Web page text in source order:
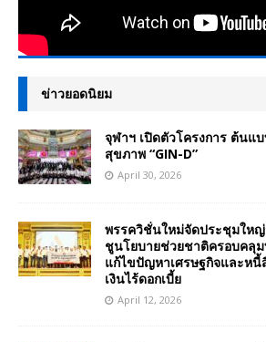
ข่าวยอดนิยม
จุฬาฯ เปิดตัวโครงการ ต้นแ
สุขภาพ “GIN-D”
April 30, 2026
พรรควิชั่นใหม่จัดประชุมให
ชูนโยบายช่วยชาติครอบคลุ
แก้ไขปัญหาเศรษฐกิจและห
เงินไร้ดอกเบี้ย
April 12, 2026